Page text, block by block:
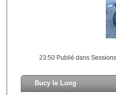
23:50 Publié dans
Bucy le Long